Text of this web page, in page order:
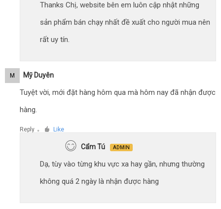
Thanks Chị, website bên em luôn cập nhật những
sản phẩm bán chạy nhất đề xuất cho người mua nên
rất uy tín.
M Mỹ Duyên
Tuyệt vời, mới đặt hàng hôm qua mà hôm nay đã nhận được
hàng.
Reply ● Like
Cẩm Tú ADMIN
Dạ, tùy vào từng khu vực xa hay gần, nhưng thường
không quá 2 ngày là nhận được hàng